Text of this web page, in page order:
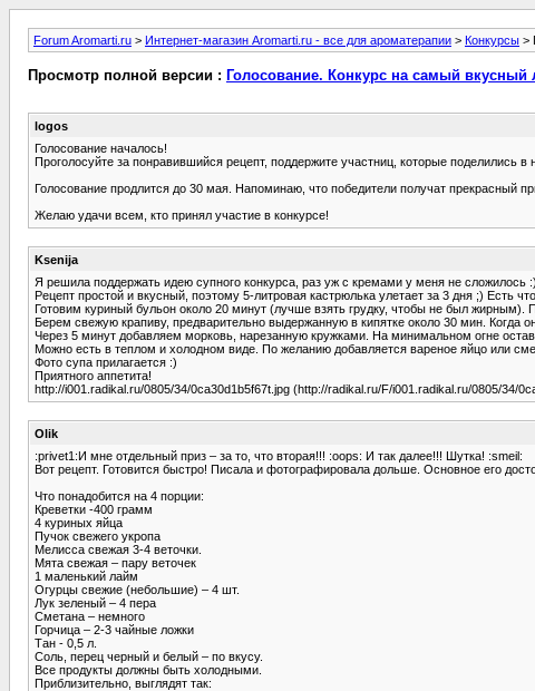
Forum Aromarti.ru > Интернет-магазин Aromarti.ru - все для ароматерапии > Конкурсы >
Просмотр полной версии : Голосование. Конкурс на самый вкусный
logos
Голосование началось!
Проголосуйте за понравившийся рецепт, поддержите участниц, которые поделились
Голосование продлится до 30 мая. Напоминаю, что победители получат прекрасный
Желаю удачи всем, кто принял участие в конкурсе!
Ksenija
Я решила поддержать идею супного конкурса, раз уж с кремами у меня не сложилось :)
Рецепт простой и вкусный, поэтому 5-литровая кастрюлька улетает за 3 дня ;) Есть
Готовим куриный бульон около 20 минут (лучше взять грудку, чтобы не был жирным).
Берем свежую крапиву, предварительно выдержанную в кипятке около 30 мин. Когда
Через 5 минут добавляем морковь, нарезанную кружками. На минимальном огне
Можно есть в теплом и холодном виде. По желанию добавляется вареное яйцо или
Фото супа прилагается :)
Приятного аппетита!
http://i001.radikal.ru/0805/34/0ca30d1b5f67t.jpg (http://radikal.ru/F/i001.radikal.ru/0805/34/
Olik
:privet1:И мне отдельный приз – за то, что вторая!!! :oops: И так далее!!! Шутка! :smeil:
Вот рецепт. Готовится быстро! Писала и фотографировала дольше. Основное его
Что понадобится на 4 порции:
Креветки -400 грамм
4 куриных яйца
Пучок свежего укропа
Мелисса свежая 3-4 веточки.
Мята свежая – пару веточек
1 маленький лайм
Огурцы свежие (небольшие) – 4 шт.
Лук зеленый – 4 пера
Сметана – немного
Горчица – 2-3 чайные ложки
Тан - 0,5 л.
Соль, перец черный и белый – по вкусу.
Все продукты должны быть холодными.
Приблизительно, выглядят так: